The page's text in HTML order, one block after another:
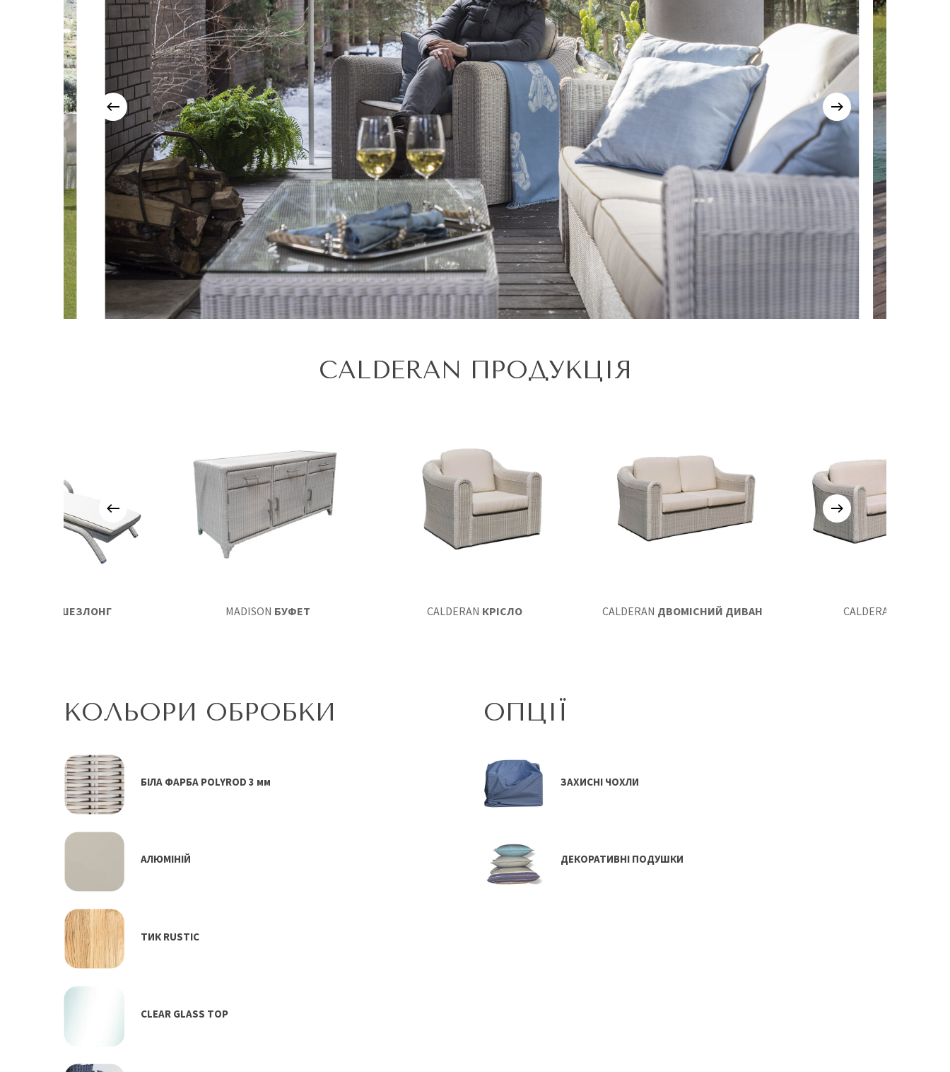
CALDERAN ПРОДУКЦІЯ
CALDERAN КРІСЛО CALDERAN ДВОМІСНИЙ ДИВАН CALDERAN
ШЕЗЛОНГ MADISON БУФЕТ
КОЛЬОРИ ОБРОБКИ
БІЛА ФАРБА POLYROD 3 мм
АЛЮМІНІЙ
TИК RUSTIC
CLEAR GLASS TOP
ОПЦІЇ
ЗАХИСНІ ЧОХЛИ
ДЕКОРАТИВНІ ПОДУШКИ